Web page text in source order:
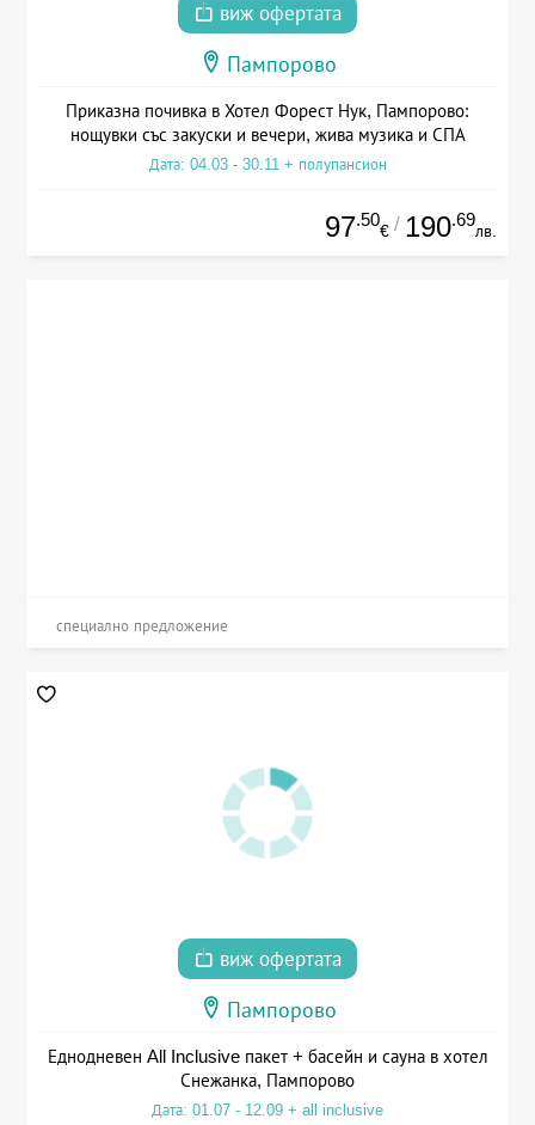
виж офертата
Пампорово
Приказна почивка в Хотел Форест Нук, Пампорово:
нощувки със закуски и вечери, жива музика и СПА
Дата: 04.03 - 30.11 + полупансион
97.50
€ / 190.69
лв.
специално предложение
виж офертата
Пампорово
Еднодневен All Inclusive пакет + басейн и сауна в хотел
Снежанка, Пампорово
Дата: 01.07 - 12.09 + all inclusive